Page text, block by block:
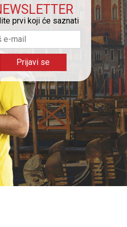
prvi koji će saznati